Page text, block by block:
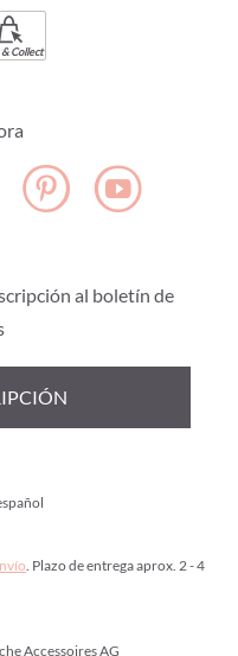
& Collect
al boletín de
. Plazo de entrega aprox. 2 - 4
Accessoires AG